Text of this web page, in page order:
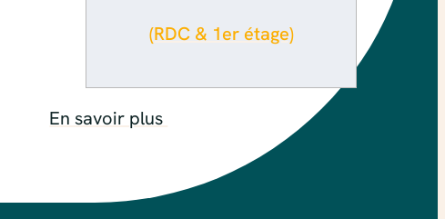
(RDC & 1er étage)
En savoir plus